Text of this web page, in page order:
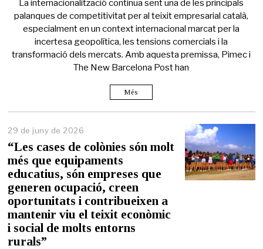
La internacionalització continua sent una de les principals
palanques de competitivitat per al teixit empresarial català,
especialment en un context internacional marcat per la
incertesa geopolítica, les tensions comercials i la
transformació dels mercats. Amb aquesta premissa, Pimec i
The New Barcelona Post han
Més
29 de juny de 2026
d
e
n
y
e
“Les cases de colònies són molt
més que equipaments
educatius, són empreses que
generen ocupació, creen
oportunitats i contribueixen a
mantenir viu el teixit econòmic
i social de molts entorns
rurals”